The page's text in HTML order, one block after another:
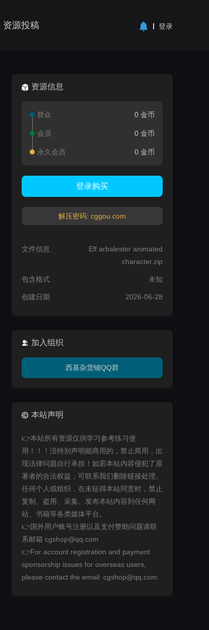
资源投稿 登录
资源信息
群众 0 金币
会员 0 金币
永久会员 0 金币
登录购买
解压密码: cggou.com
文件信息
Elf arbalester animated
character.zip
包含格式 未知
创建日期 2026-06-28
加入组织
西基杂货铺QQ群
本站声明
👉本站所有资源仅供学习参考练习使
用！！！没特别声明能商用的，禁止商用，出
现法律问题自行承担！如若本站内容侵犯了原
著者的合法权益，可联系我们删除链接处理。
任何个人或组织，在未征得本站同意时，禁止
复制、盗用、采集、发布本站内容到任何网
站、书籍等各类媒体平台。
👉国外用户账号注册以及支付赞助问题请联
系邮箱 cgshop@qq.com
👉For account registration and payment
sponsorship issues for overseas users,
please contact the email: cgshop@qq.com.